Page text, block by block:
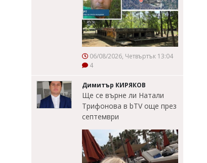
06/08/2026, Четвъртък 13:04
4
Димитър КИРЯКОВ
Ще се върне ли Натали
Трифонова в bTV още през
септември